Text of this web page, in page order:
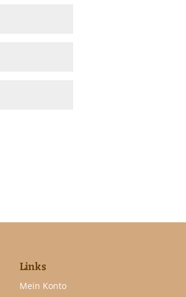
Links
Mein Konto